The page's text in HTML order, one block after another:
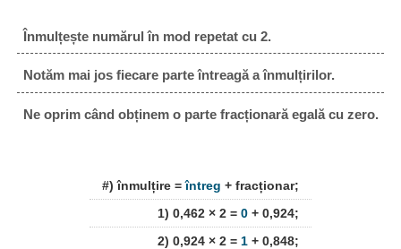
Înmulțește numărul în mod repetat cu 2.
Notăm mai jos fiecare parte întreagă a înmulțirilor.
Ne oprim când obținem o parte fracționară egală cu zero.
#) înmulțire =întreg + fracționar;
1) 0,462 × 2 = 0 + 0,924;
2) 0,924 × 2 = 1 + 0,848;